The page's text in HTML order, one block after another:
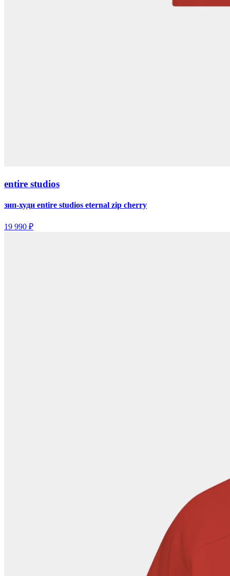
entire studios
зип-худи entire studios eternal zip cherry
19 990 ₽